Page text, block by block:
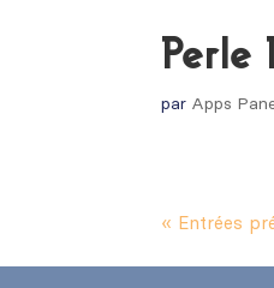
Perle
par Apps
« Entrées